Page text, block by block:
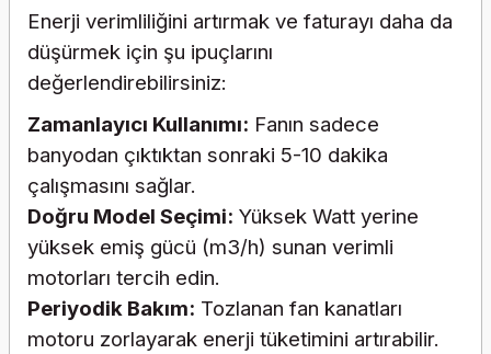
Enerji verimliliğini artırmak ve faturayı daha da
düşürmek için şu ipuçlarını
değerlendirebilirsiniz:
Zamanlayıcı Kullanımı: Fanın sadece
banyodan çıktıktan sonraki 5-10 dakika
çalışmasını sağlar.
Doğru Model Seçimi: Yüksek Watt yerine
yüksek emiş gücü (m3/h) sunan verimli
motorları tercih edin.
Periyodik Bakım: Tozlanan fan kanatları
motoru zorlayarak enerji tüketimini artırabilir.